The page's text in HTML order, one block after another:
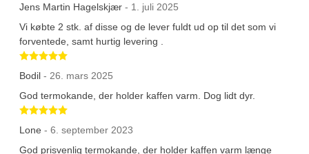
Jens Martin Hagelskjær - 1. juli 2025
Vi købte 2 stk. af disse og de lever fuldt ud op til det som vi
forventede, samt hurtig levering .
Betygsatt 5 av 5 stjärnor
Bodil - 26. mars 2025
God termokande, der holder kaffen varm. Dog lidt dyr.
Betygsatt 5 av 5 stjärnor
Lone - 6. september 2023
God prisvenlig termokande, der holder kaffen varm længe